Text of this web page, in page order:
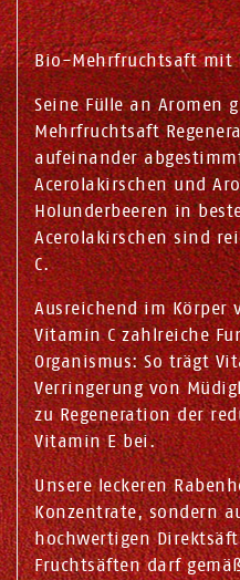
Bio-Mehrfruchtsaft mit
Seine Fülle an Aromen
Mehrfruchtsaft
aufeinander
Acerolakirschen und
Holunderbeeren in
Acerolakirschen sind
C.
Ausreichend im
Vitamin C zahlreiche
Organismus: So trägt
Verringerung von
zu Regeneration der
Vitamin E bei.
Unsere leckeren
Konzentrate, sondern
hochwertigen
Fruchtsäften darf